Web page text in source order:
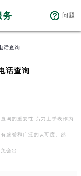
务 问题
话查询
话查询
询的重要性 劳力士手表作为
盛誉和广泛的认可度。然
会出…